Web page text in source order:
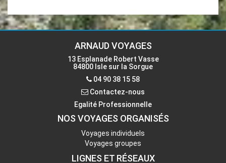
ARNAUD VOYAGES
13 Esplanade Robert Vasse
84800 Isle sur la Sorgue
04 90 38 15 58
Contactez-nous
Egalité Professionnelle
NOS VOYAGES ORGANISÉS
Voyages individuels
Voyages groupes
LIGNES ET RÉSEAUX